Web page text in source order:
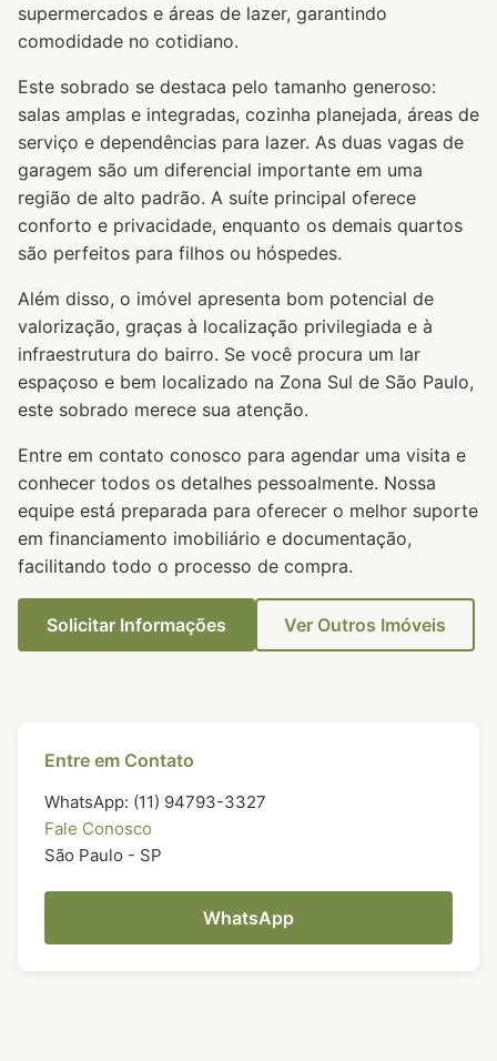
supermercados e áreas de lazer, garantindo
comodidade no cotidiano.
Este sobrado se destaca pelo tamanho generoso:
salas amplas e integradas, cozinha planejada, áreas de
serviço e dependências para lazer. As duas vagas de
garagem são um diferencial importante em uma
região de alto padrão. A suíte principal oferece
conforto e privacidade, enquanto os demais quartos
são perfeitos para filhos ou hóspedes.
Além disso, o imóvel apresenta bom potencial de
valorização, graças à localização privilegiada e à
infraestrutura do bairro. Se você procura um lar
espaçoso e bem localizado na Zona Sul de São Paulo,
este sobrado merece sua atenção.
Entre em contato conosco para agendar uma visita e
conhecer todos os detalhes pessoalmente. Nossa
equipe está preparada para oferecer o melhor suporte
em financiamento imobiliário e documentação,
facilitando todo o processo de compra.
Solicitar Informações Ver Outros Imóveis
Entre em Contato
WhatsApp: (11) 94793-3327
Fale Conosco
São Paulo - SP
WhatsApp